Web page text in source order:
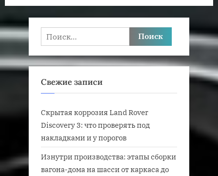
Найти:
Свежие записи
Скрытая коррозия Land Rover
Discovery 3: что проверять под
накладками и у порогов
Изнутри производства: этапы сборки
вагона-дома на шасси от каркаса до